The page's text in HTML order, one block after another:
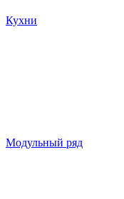
Кухни
Модульный ряд